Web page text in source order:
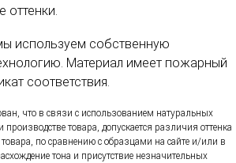
оттенки.
используем собственную
Материал имеет пожарный
соответствия.
что в связи с использованием натуральных
товара, допускается различия оттенка
по сравнению с образцами на сайте и/или в
тона и присутствие незначительных